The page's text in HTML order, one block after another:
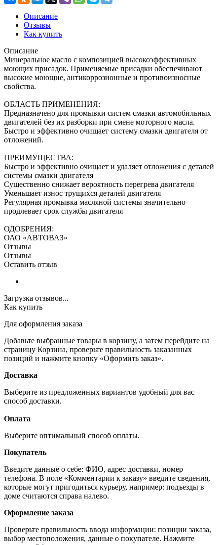
Описание
Отзывы
Как купить
Описание
Минеральное масло с композицией высокоэффективных
моющих присадок. Применяемые присадки обеспечивают
высокие моющие, антикоррозионные и противоизносные
свойства.
ОБЛАСТЬ ПРИМЕНЕНИЯ:
Предназначено для промывки систем смазки автомобильных
двигателей без их разборки при смене моторного масла.
Быстро и эффективно очищает систему смазки двигателя от
отложений.
ПРЕИМУЩЕСТВА:
Быстро и эффективно очищает и удаляет отложения с деталей
системы смазки двигателя
Существенно снижает вероятность перегрева двигателя
Уменьшает износ трущихся деталей двигателя
Регулярная промывка масляной системы значительно
продлевает срок службы двигателя
ОДОБРЕНИЯ:
ОАО «АВТОВАЗ»
Отзывы
Отзывы
Оставить отзыв
Загрузка отзывов...
Как купить
Для оформления заказа
Добавьте выбранные товары в корзину, а затем перейдите на
страницу Корзина, проверьте правильность заказанных
позиций и нажмите кнопку «Оформить заказ».
Доставка
Выберите из предложенных вариантов удобный для вас
способ доставки.
Оплата
Выберите оптимальный способ оплаты.
Покупатель
Введите данные о себе: ФИО, адрес доставки, номер
телефона. В поле «Комментарии к заказу» введите сведения,
которые могут пригодиться курьеру, например: подъезды в
доме считаются справа налево.
Оформление заказа
Проверьте правильность ввода информации: позиции заказа,
выбор местоположения, данные о покупателе. Нажмите